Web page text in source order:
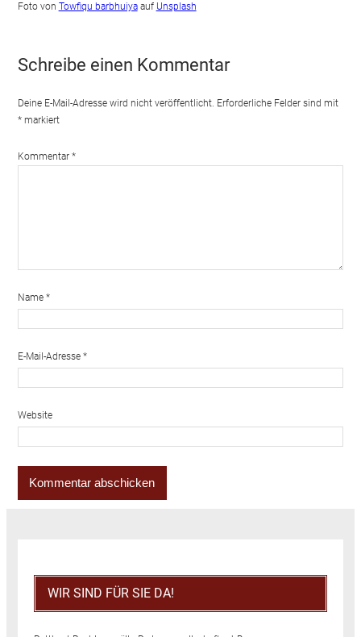
Foto von Towfiqu barbhuiyaauf Unsplash
Schreibe einen Kommentar
Deine E-Mail-Adresse wird nicht veröffentlicht. Erforderliche Felder sind mit
*markiert
Kommentar *
Name *
E-Mail-Adresse *
Website
WIR SIND FÜR SIE DA!